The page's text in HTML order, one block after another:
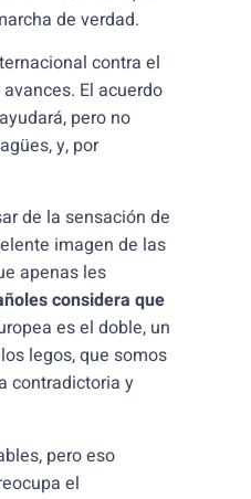
de verdad.
contra el
El acuerdo
pero no
y, por
de la sensación de
imagen de las
apenas les
considera que
es el doble, un
legos, que somos
contradictoria y
pero eso
el